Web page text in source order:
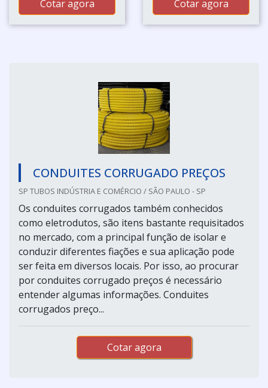
Cotar agora Cotar agora
CONDUITES CORRUGADO PREÇOS
SP TUBOS INDÚSTRIA E COMÉRCIO / SÃO PAULO - SP
Os conduites corrugados também conhecidos
como eletrodutos, são itens bastante requisitados
no mercado, com a principal função de isolar e
conduzir diferentes fiações e sua aplicação pode
ser feita em diversos locais. Por isso, ao procurar
por conduites corrugado preços é necessário
entender algumas informações. Conduites
corrugados preço...
Cotar agora